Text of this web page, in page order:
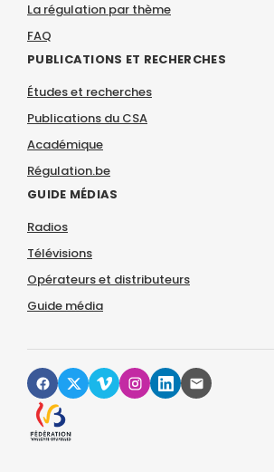
La régulation par thème
FAQ
PUBLICATIONS ET RECHERCHES
Études et recherches
Publications du CSA
Académique
Régulation.be
GUIDE MÉDIAS
Radios
Télévisions
Opérateurs et distributeurs
Guide média